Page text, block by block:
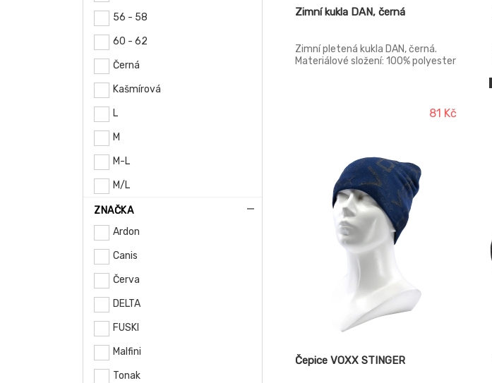
56 - 58
60 - 62
Černá
Kašmírová
L
M
M-L
M/L
S
Světle šedá
XL
XL-XXL
XL/XXL
XS
XXL
ZNAČKA
Ardon
Canis
Červa
DELTA
FUSKI
Malfini
Tonak
Zimní kukla DAN, černá
Zimní pletená kukla DAN, černá.
Materiálové složení: 100% polyester
81 Kč
Čepice VOXX STINGER